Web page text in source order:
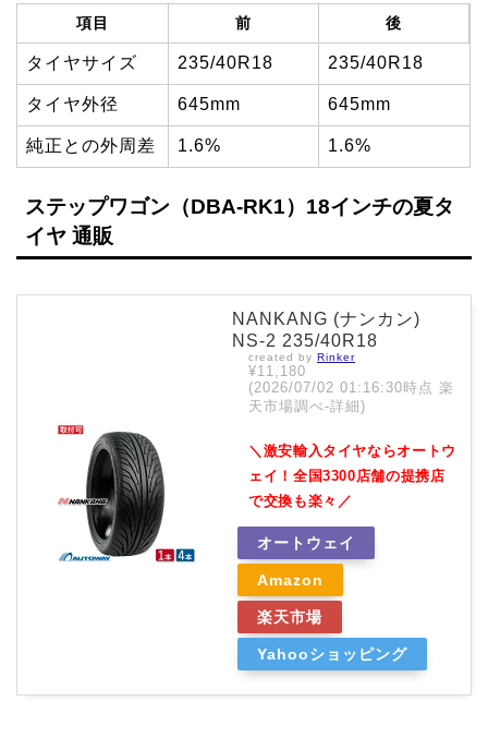
項目 前 後
タイヤサイズ 235/40R18 235/40R18
タイヤ外径 645mm 645mm
純正との外周差 1.6% 1.6%
ステップワゴン（DBA-RK1）18インチの夏タ
イヤ 通販
NANKANG (ナンカン)
NS-2 235/40R18
created by Rinker
¥11,180
(2026/07/02 01:16:30時点 楽
天市場調べ-詳細)
＼激安輸入タイヤならオートウ
ェイ！全国3300店舗の提携店
で交換も楽々／
オートウェイ
Amazon
楽天市場
Yahooショッピング